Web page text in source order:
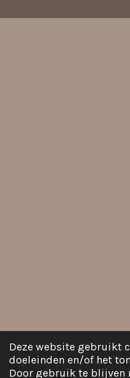
Deze website gebruikt
doeleinden en/of het
Door gebruik te blijven